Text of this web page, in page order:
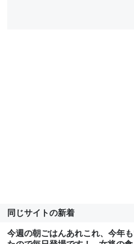
同じサイトの新着
今週の朝ごはんあれこれ、今年